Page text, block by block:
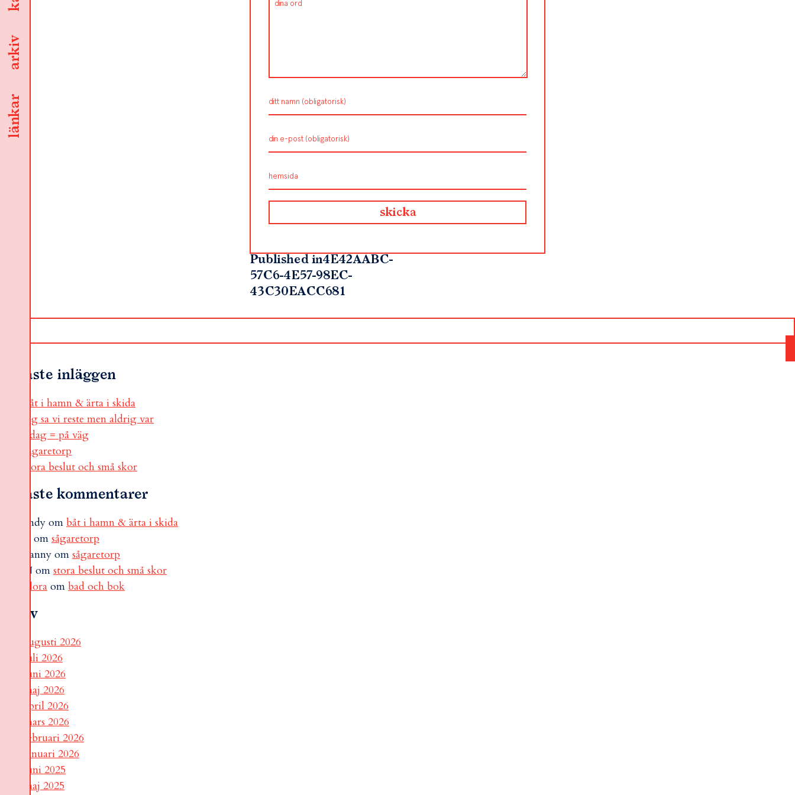
länkar
arkiv
Published in4E42AABC-
57C6-4E57-98EC-
43C30EACC681
Senaste inläggen
båt i hamn & ärta i skida
jag sa vi reste men aldrig var
i dag = på väg
sågaretorp
stora beslut och små skor
Senaste kommentarer
andy om båt i hamn & ärta i skida
om sågaretorp
Fanny om sågaretorp
N om stora beslut och små skor
Flora om bad och bok
Arkiv
augusti 2026
juli 2026
juni 2026
maj 2026
april 2026
mars 2026
februari 2026
januari 2026
juni 2025
maj 2025